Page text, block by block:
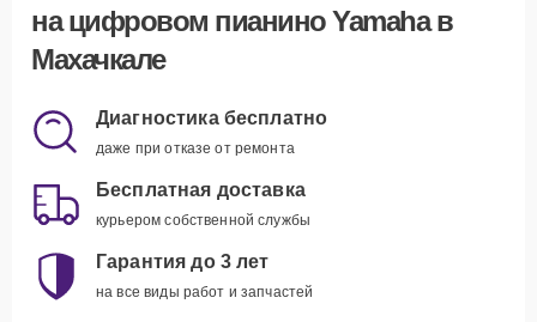
на цифровом пианино Yamaha в
Махачкале
Диагностика бесплатно
даже при отказе от ремонта
Бесплатная доставка
курьером собственной службы
Гарантия до 3 лет
на все виды работ и запчастей